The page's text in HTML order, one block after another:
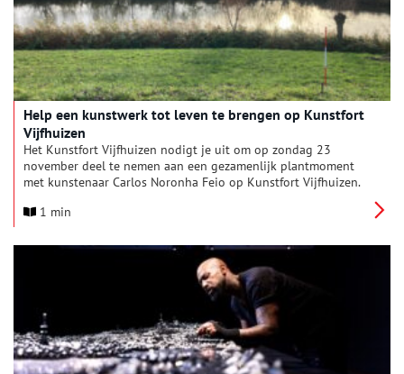
Help een kunstwerk tot leven te brengen op Kunstfort
Vijfhuizen
Het Kunstfort Vijfhuizen nodigt je uit om op zondag 23
november deel te nemen aan een gezamenlijk plantmoment
met kunstenaar Carlos Noronha Feio op Kunstfort Vijfhuizen.
uitgegraven woord ‘HELING’. Iedereen is welkom om mee te
1 min